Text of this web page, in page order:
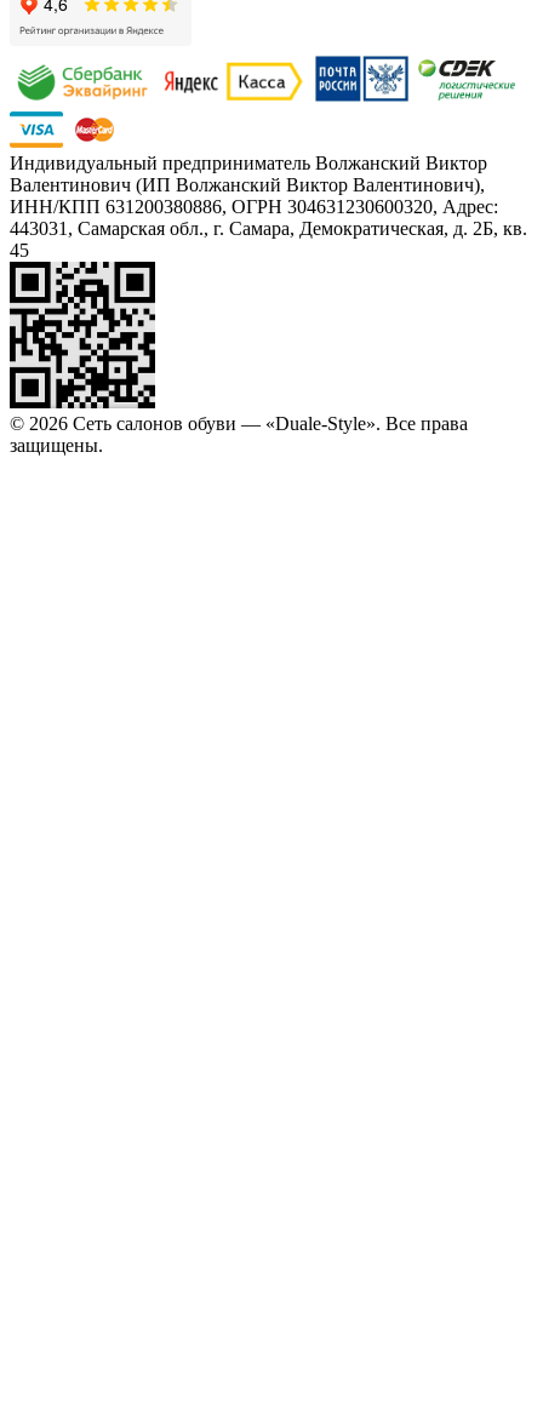
Индивидуальный предприниматель Волжанский Виктор
Валентинович (ИП Волжанский Виктор Валентинович),
ИНН/КПП 631200380886, ОГРН 304631230600320, Адрес:
443031, Самарская обл., г. Самара, Демократическая, д. 2Б, кв.
45
© 2026 Сеть салонов обуви — «Duale-Style». Все права
защищены.